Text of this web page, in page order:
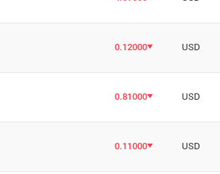
0.12000 USD
0.81000 USD
0.11000 USD